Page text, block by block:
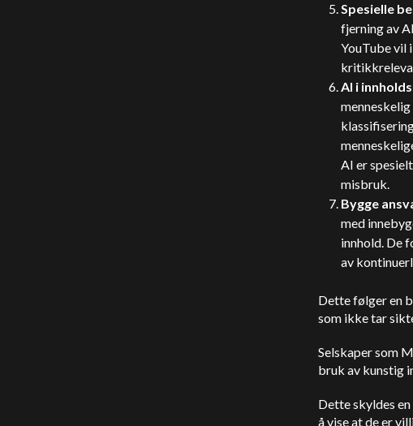
Spesielle
fjerning av
YouTube vil
AI i
AI er
misbruk.
Bygge
med
innhold. De
av
Dette følger en
som ikke tar
Selskaper som
bruk av kunstig
Dette skyldes
å vise at de er